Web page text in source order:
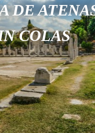
DE
COLAS